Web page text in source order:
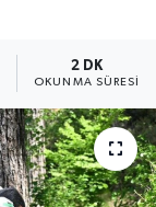
2 DK
OKUNMA SÜRESI